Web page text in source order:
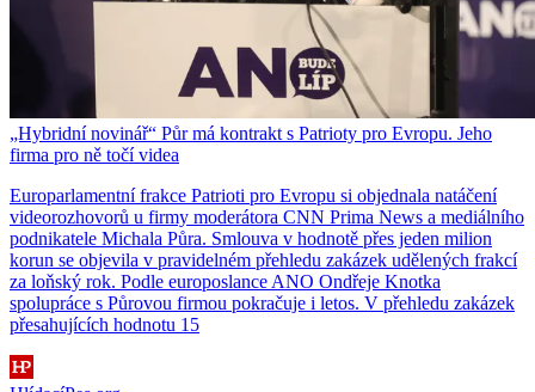
„Hybridní novinář“ Půr má kontrakt s Patrioty pro Evropu. Jeho
firma pro ně točí videa
Europarlamentní frakce Patrioti pro Evropu si objednala natáčení
videorozhovorů u firmy moderátora CNN Prima News a mediálního
podnikatele Michala Půra. Smlouva v hodnotě přes jeden milion
korun se objevila v pravidelném přehledu zakázek udělených frakcí
za loňský rok. Podle europoslance ANO Ondřeje Knotka
spolupráce s Půrovou firmou pokračuje i letos. V přehledu zakázek
přesahujících hodnotu 15